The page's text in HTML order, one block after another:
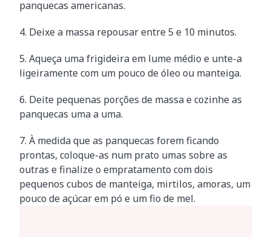
panquecas americanas.
4. Deixe a massa repousar entre 5 e 10 minutos.
5. Aqueça uma frigideira em lume médio e unte-a
ligeiramente com um pouco de óleo ou manteiga.
6. Deite pequenas porções de massa e cozinhe as
panquecas uma a uma.
7. À medida que as panquecas forem ficando
prontas, coloque-as num prato umas sobre as
outras e finalize o empratamento com dois
pequenos cubos de manteiga, mirtilos, amoras, um
pouco de açúcar em pó e um fio de mel.